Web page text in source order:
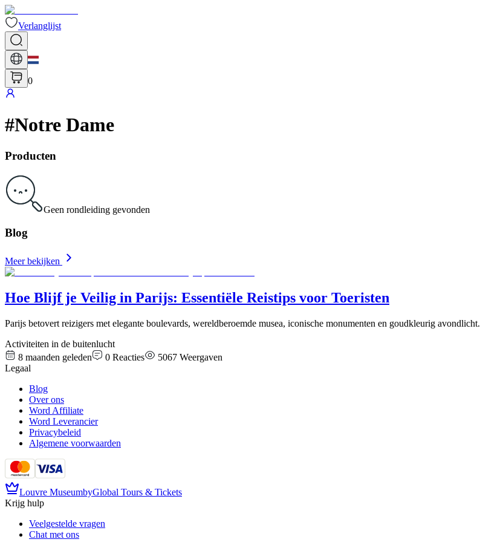
Verlanglijst
0
#Notre Dame
Producten
Geen rondleiding gevonden
Blog
Meer bekijken
Hoe Blijf je Veilig in Parijs: Essentiële Reistips voor Toeristen
Parijs betovert reizigers met elegante boulevards, wereldberoemde musea, iconische monumenten en goudkleurig avondlicht.
Activiteiten in de buitenlucht
8 maanden geleden
0 Reacties 5067 Weergaven
Legaal
Blog
Over ons
Word Affiliate
Word Leverancier
Privacybeleid
Algemene voorwaarden
Louvre MuseumbyGlobal Tours & Tickets
Krijg hulp
Veelgestelde vragen
Chat met ons